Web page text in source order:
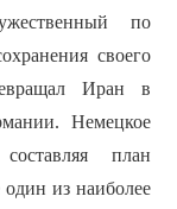
по
своего
Иран в
Немецкое
план
из наиболее